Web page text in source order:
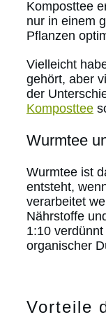
Komposttee
nur in einem
Pflanzen
Vielleicht
gehört, aber
der
Komposttee
Wurmtee
Wurmtee ist
entsteht,
verarbeitet
Nährstoffe
1:10
organischer
Vorteile